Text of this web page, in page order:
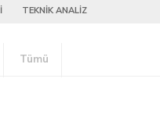
TEKNİK ANALİZ
Tümü